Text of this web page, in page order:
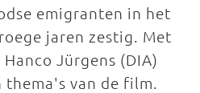
emigranten in het
jaren zestig. Met
Jürgens (DIA)
thema's van de film.